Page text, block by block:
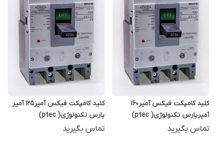
کلید کامپکت فیکس آمپر160
آمپرپارس تکنولوژی( ptec)
تماس بگیرید
کلید کامپکت فیکس آمپر۱۲۵ آمپر
پارس تکنولوژی( ptec)
تماس بگیرید